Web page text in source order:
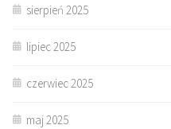
sierpień 2025
lipiec 2025
czerwiec 2025
maj 2025